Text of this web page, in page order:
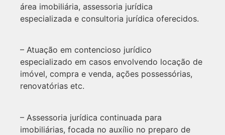
área imobiliária, assessoria jurídica
especializada e consultoria jurídica oferecidos.
– Atuação em contencioso jurídico
especializado em casos envolvendo locação de
imóvel, compra e venda, ações possessórias,
renovatórias etc.
– Assessoria jurídica continuada para
imobiliárias, focada no auxílio no preparo de